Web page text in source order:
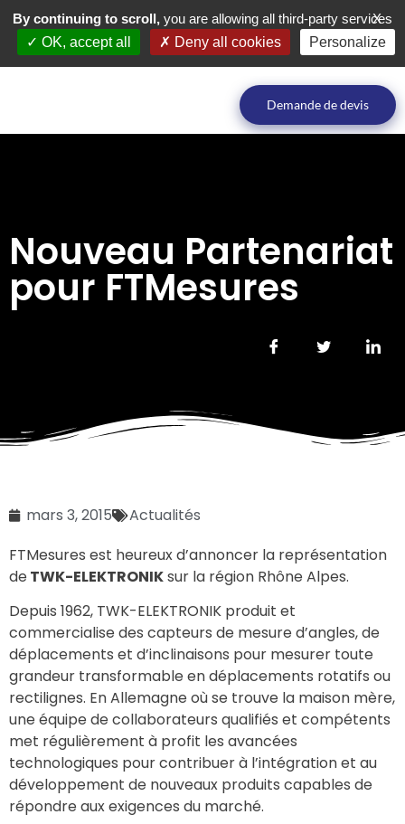
Demande de devis
Nouveau Partenariat
pour FTMesures
mars 3, 2015
Actualités
FTMesures est heureux d’annoncer la représentation
deTWK-ELEKTRONIKsur la région Rhône Alpes.
Depuis 1962, TWK-ELEKTRONIK produit et
commercialise des capteurs de mesure d’angles, de
déplacements et d’inclinaisons pour mesurer toute
grandeur transformable en déplacements rotatifs ou
rectilignes. En Allemagne où se trouve la maison mère,
une équipe de collaborateurs qualifiés et compétents
met régulièrement à profit les avancées
technologiques pour contribuer à l’intégration et au
développement de nouveaux produits capables de
répondre aux exigences du marché.
X
By continuing to scroll, you are allowing all third-party services
OK, accept all
Deny all cookies Personalize